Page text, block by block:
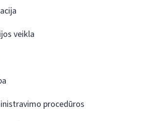
veikla
procedūros